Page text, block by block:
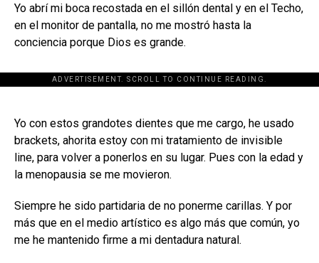
Yo abrí mi boca recostada en el sillón dental y en el Techo,
en el monitor de pantalla, no me mostró hasta la
conciencia porque Dios es grande.
ADVERTISEMENT. SCROLL TO CONTINUE READING.
[adsforwp id="243463"]
Yo con estos grandotes dientes que me cargo, he usado
brackets, ahorita estoy con mi tratamiento de invisible
line, para volver a ponerlos en su lugar. Pues con la edad y
la menopausia se me movieron.
Siempre he sido partidaria de no ponerme carillas. Y por
más que en el medio artístico es algo más que común, yo
me he mantenido firme a mi dentadura natural.